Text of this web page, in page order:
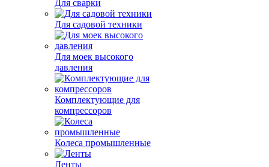
Для сварки
Для садовой техники
Для моек высокого
давления
Комплектующие для
компрессоров
Колеса промышленные
Ленты